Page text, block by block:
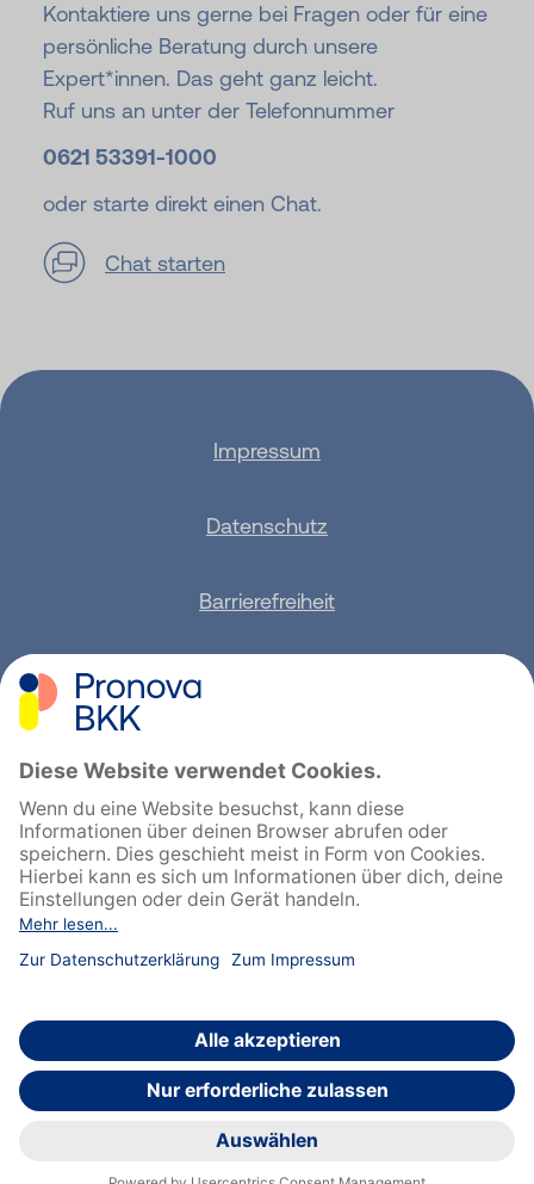
Kontaktiere uns gerne bei Fragen oder für eine
persönliche Beratung durch unsere
Expert*innen. Das geht ganz leicht.
Ruf uns an unter der Telefonnummer
0621 53391-1000
oder starte direkt einen Chat.
Chat starten
Impressum
Datenschutz
Barrierefreiheit
English
Cookie-Einstellungen